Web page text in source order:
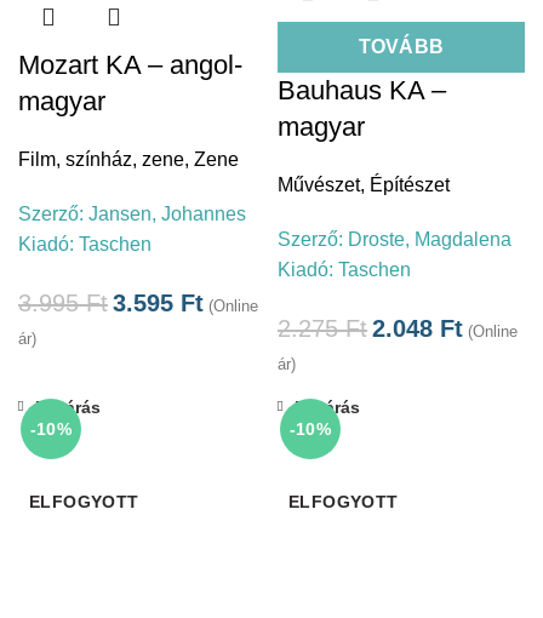
Mozart KA – angol-
magyar
Film, színház, zene, Zene
Szerző: Jansen, Johannes
Kiadó: Taschen
3.995Ft3.595 Ft (Online
ár)
TOVÁBB
Bauhaus KA –
magyar
Művészet, Építészet
Szerző: Droste, Magdalena
Kiadó: Taschen
2.275Ft2.048 Ft (Online
ár)
-10%
ELFOGYOTT
Bezárás
-10%
ELFOGYOTT
Bezárás